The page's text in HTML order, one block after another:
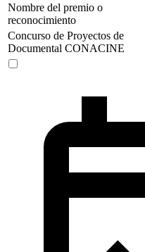
Nombre del premio o
reconocimiento
Concurso de Proyectos de
Documental CONACINE